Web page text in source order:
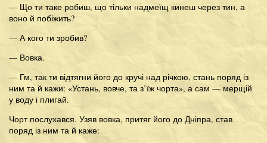
— Що ти таке робиш, що тільки надмеїщ кинеш через тин, а
воно й побіжить?
— А кого ти зробив?
— Вовка.
— Гм, так ти відтягни його до кручі над річкою, стань поряд із
ним та й кажи: «Устань, вовче, та з’їж чорта», а сам — мерщій
у воду і плигай.
Чорт послухався. Узяв вовка, притяг його до Дніпра, став
поряд із ним та й каже: